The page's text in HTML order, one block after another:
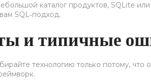
каталог продуктов, SQLite
SQL‑подход.
и типичные
технологию только потому,